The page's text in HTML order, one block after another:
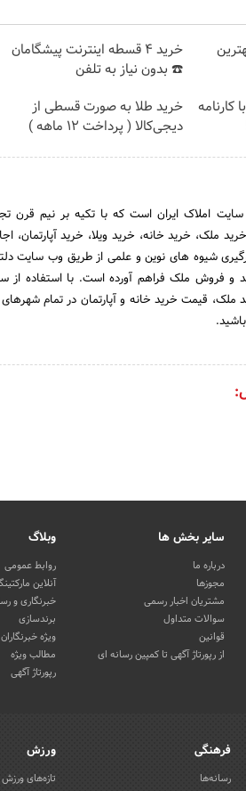
خرید 4 قسطه اینترنت پیشگامان
☎️ بدون نیاز به تلفن
کارنامه
خرید طلا به صورت قسطی از
دیجی‌کالا ( پرداخت 12 ماهه )
املاک ایران است که با تکیه بر نیم قرن
خرید خانه، خرید ویلا، خرید آپارتمان،
شیوه های نوین و علمی از طریق وب سایت
و فروش ملک فراهم آورده است. با استفاده از
قیمت خرید خانه و آپارتمان در تمام شهرهای
سایر بخش ها
درباره ما
مجوزها
مشتریان اخبار رسمی
سوالات متداول
قوانین
از رپورتاژ آگهی تا کمپین رسانه ای
وبلاگ
روابط عمومی
آنلاین
خبرنگاری و
برندسازی
ویژه خبرنگاران
مطالب ویژه
رپورتاژ آگهی
فرهنگی
رسانه‌ها
ورزش
تازه‌های ورزش